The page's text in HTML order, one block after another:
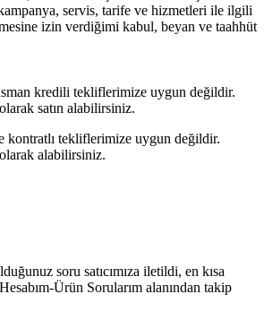
servis, tarife ve hizmetleri ile ilgili
izin verdiğimi kabul, beyan ve taahhüt
kredili tekliflerimize uygun değildir.
satın alabilirsiniz.
kontratlı tekliflerimize uygun değildir.
alabilirsiniz.
soru satıcımıza iletildi, en kısa
Ürün Sorularım alanından takip